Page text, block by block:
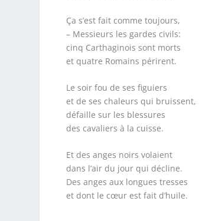
Ça s’est fait comme toujours,
– Messieurs les gardes civils:
cinq Carthaginois sont morts
et quatre Romains périrent.
Le soir fou de ses figuiers
et de ses chaleurs qui bruissent,
défaille sur les blessures
des cavaliers à la cuisse.
Et des anges noirs volaient
dans l’air du jour qui décline.
Des anges aux longues tresses
et dont le cœur est fait d’huile.